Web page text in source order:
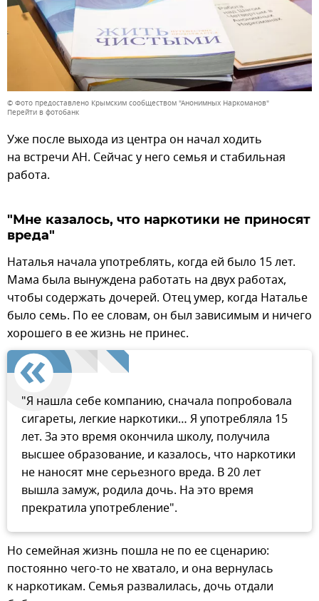
© Фото предоставлено Крымским сообществом "Анонимных Наркоманов"
Перейти в фотобанк
Уже после выхода из центра он начал ходить
на встречи АН. Сейчас у него семья и стабильная
работа.
"Мне казалось, что наркотики не приносят
вреда"
Наталья начала употреблять, когда ей было 15 лет.
Мама была вынуждена работать на двух работах,
чтобы содержать дочерей. Отец умер, когда Наталье
было семь. По ее словам, он был зависимым и ничего
хорошего в ее жизнь не принес.
"Я нашла себе компанию, сначала попробовала
сигареты, легкие наркотики… Я употребляла 15
лет. За это время окончила школу, получила
высшее образование, и казалось, что наркотики
не наносят мне серьезного вреда. В 20 лет
вышла замуж, родила дочь. На это время
прекратила употребление".
Но семейная жизнь пошла не по ее сценарию:
постоянно чего-то не хватало, и она вернулась
к наркотикам. Семья развалилась, дочь отдали